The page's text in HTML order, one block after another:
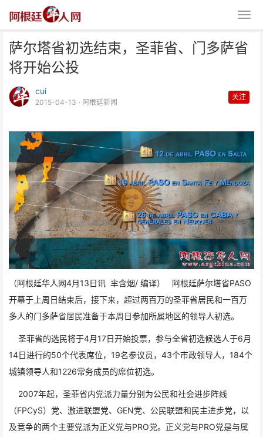
萨尔塔省初选结束，圣菲省、门多萨省
将开始公投
cui
2015-04-13 · 阿根廷新闻
关注
（阿根廷华人网4月13日讯 芈含烟/ 编译）
阿根廷萨尔塔省PASO
开幕于上周日结束后，接下来，超过两百万的圣菲省居民和一百万
多人的门多萨省居民准备于本周日参加所属地区的领导人初选。
圣菲省的选民将于4月17日开始投票，参与全省初选候选人于6月
14日进行的50个代表席位，19名参议员，43个市政领导人，184个
城镇领导人和1226常务成员的席位初选。
2007年起，圣菲省内党派力量分别为公民和社会进步阵线
（FPCyS）党、激进联盟党、GEN党、公民联盟和民主进步党，以
及竞争的两个主要党派为正义党与PRO党。正义党与PRO党是与属
萨尔塔省初选结束，圣菲省、门多
萨省将开始公投